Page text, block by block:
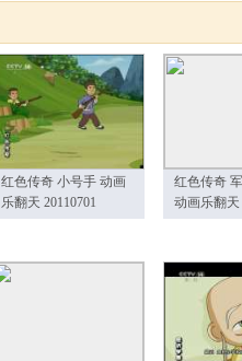
红色传奇 小号手 动画
乐翻天 20110701
红色传奇
动画乐翻天